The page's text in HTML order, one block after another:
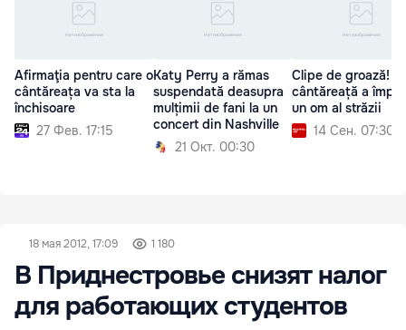
Afirmaţia pentru care o
cântăreața va sta la
închisoare
27 Фев. 17:15
Katy Perry a rămas
suspendată deasupra
mulțimii de fani la un
concert din Nashville
21 Окт. 00:30
Clipe de groază! O
cântăreață a
un om al străzii
14 Сен. 07:30
18 мая 2012, 17:09 1 180
В Приднестровье снизят налог
для работающих студентов